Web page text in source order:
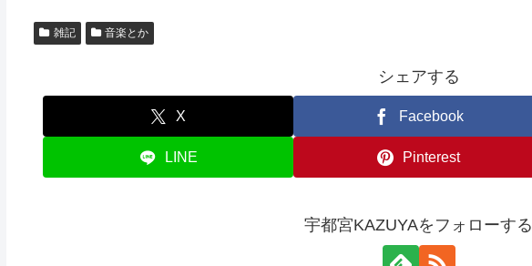
雑記 音楽とか
シェアする
X Facebook
LINE Pinterest
宇都宮KAZUYAをフォローする